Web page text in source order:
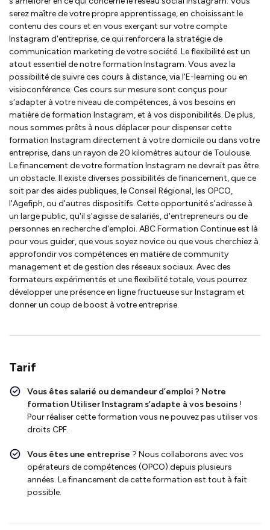
serez maître de votre propre apprentissage, en choisissant le
contenu des cours et en vous exerçant sur votre compte
Instagram d'entreprise, ce qui renforcera la stratégie de
communication marketing de votre société. Le flexibilité est un
atout essentiel de notre formation Instagram. Vous avez la
possibilité de suivre ces cours à distance, via l'E-learning ou en
visioconférence. Ces cours sur mesure sont conçus pour
s'adapter à votre niveau de compétences, à vos besoins en
matière de formation Instagram, et à vos disponibilités. De plus,
nous sommes prêts à nous déplacer pour dispenser cette
formation Instagram directement à votre domicile ou dans votre
entreprise, dans un rayon de 20 kilomètres autour de Toulouse.
Le financement de votre formation Instagram ne devrait pas être
un obstacle. Il existe diverses possibilités de financement, que ce
soit par des aides publiques, le Conseil Régional, les OPCO,
l'Agefiph, ou d'autres dispositifs. Cette opportunité s'adresse à
un large public, qu'il s'agisse de salariés, d'entrepreneurs ou de
personnes en recherche d'emploi. ABC Formation Continue est là
pour vous guider, que vous soyez novice ou que vous cherchiez à
approfondir vos compétences en matière de community
management et de gestion des réseaux sociaux. Avec des
formateurs expérimentés et une flexibilité totale, vous pourrez
développer une présence en ligne fructueuse sur Instagram et
donner un coup de boost à votre entreprise.
Tarif
Vous êtes salarié ou demandeur d’emploi ? Notre
formation Utiliser Instagram s’adapte à vos besoins !
Pour réaliser cette formation vous ne pouvez pas utiliser vos
droits CPF.
Vous êtes une entreprise ? Nous collaborons avec vos
opérateurs de compétences (OPCO) depuis plusieurs
années. Le financement de cette formation est tout à fait
possible.